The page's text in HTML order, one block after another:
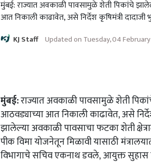
मुंबई: राज्यात अवकाळी पावसामुळे शेती पिकांचे
आत निकाली काढावेत, असे निर्देश कृषिमंत्री दादाजी
KJ Staff Updated on Tuesday, 04
मुंबई:राज्यात अवकाळी पावसामुळे शेती
आठवड्याच्या आत निकाली काढावेत, असे
झालेल्या अवकाळी पावसाचा फटका शेती
पीक विमा योजनेतून मिळावी यासाठी
विभागाचे सचिव एकनाथ डवले,आयुक्त सुहास